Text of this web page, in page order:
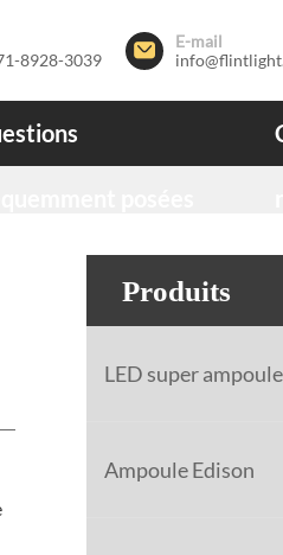
8928-3039

E-mail
Produits
LED super ampoule
Ampoule Edison